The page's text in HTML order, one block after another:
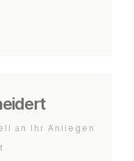
an Ihr Anliegen